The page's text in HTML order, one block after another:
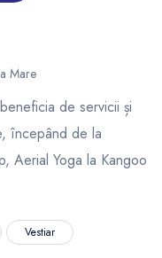
Mare
de servicii și
începând de la
Aerial Yoga la Kangoo
Vestiar